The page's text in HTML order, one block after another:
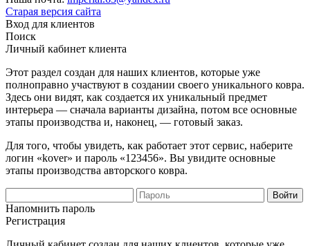
Старая версия сайта
Вход для клиентов
Поиск
Личный кабинет клиента
Этот раздел создан для наших клиентов, которые уже
полноправно участвуют в создании своего уникального ковра.
Здесь они видят, как создается их уникальный предмет
интерьера — сначала варианты дизайна, потом все основные
этапы производства и, наконец, — готовый заказ.
Для того, чтобы увидеть, как работает этот сервис, наберите
логин «kover» и пароль «123456». Вы увидите основные
этапы производства авторского ковра.
Напомнить пароль
Регистрация